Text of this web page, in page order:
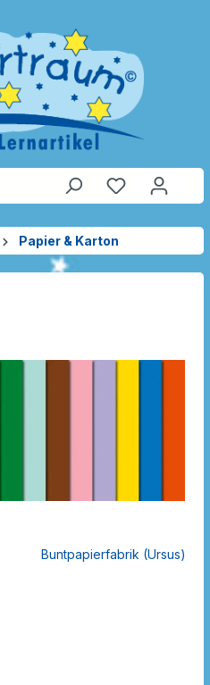
Papier & Karton
Buntpapierfabrik (Ursus)